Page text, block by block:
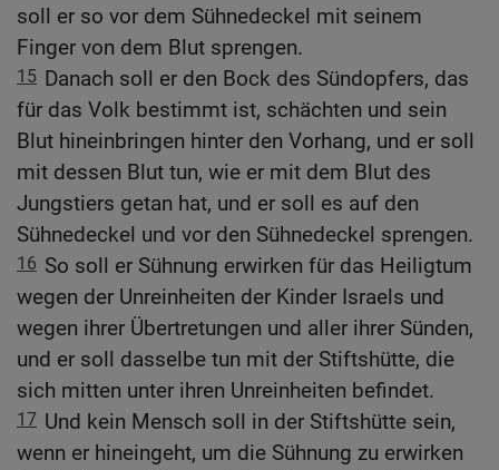
soll er so vor dem Sühnedeckel mit seinem
Finger von dem Blut sprengen.
15 Danach soll er den Bock des Sündopfers, das
für das Volk bestimmt ist, schächten und sein
Blut hineinbringen hinter den Vorhang, und er soll
mit dessen Blut tun, wie er mit dem Blut des
Jungstiers getan hat, und er soll es auf den
Sühnedeckel und vor den Sühnedeckel sprengen.
16 So soll er Sühnung erwirken für das Heiligtum
wegen der Unreinheiten der Kinder Israels und
wegen ihrer Übertretungen und aller ihrer Sünden,
und er soll dasselbe tun mit der Stiftshütte, die
sich mitten unter ihren Unreinheiten befindet.
17 Und kein Mensch soll in der Stiftshütte sein,
wenn er hineingeht, um die Sühnung zu erwirken